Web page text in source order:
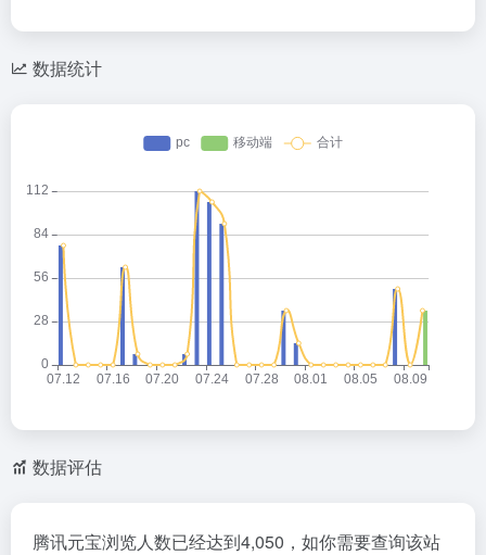
数据统计
数据评估
腾讯元宝浏览人数已经达到4,050，如你需要查询该站